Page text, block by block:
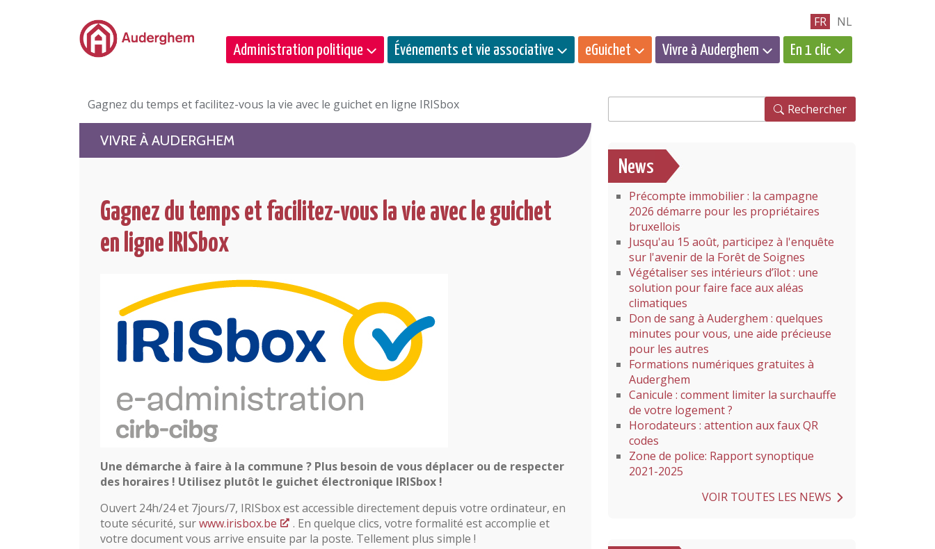
Passer au contenu principal FR NL
Administration politique Événements et vie associative eGuichet Vivre à Auderghem En 1 clic
Gagnez du temps et facilitez-vous la vie avec le guichet en ligne IRISbox
VIVRE À AUDERGHEM
Gagnez du temps et facilitez-vous la vie avec le guichet
en ligne IRISbox
Une démarche à faire à la commune ? Plus besoin de vous déplacer ou de respecter
des horaires ! Utilisez plutôt le guichet électronique IRISbox !
Ouvert 24h/24 et 7jours/7, IRISbox est accessible directement depuis votre ordinateur, en
toute sécurité, surwww.irisbox.be
. En quelque clics, votre formalité est accomplie et
votre document vous arrive ensuite par la poste. Tellement plus simple !
Rechercher
News
Précompte immobilier : la campagne
2026 démarre pour les propriétaires
bruxellois
Jusqu'au 15 août, participez à l'enquête
sur l'avenir de la Forêt de Soignes
Végétaliser ses intérieurs d’îlot : une
solution pour faire face aux aléas
climatiques
Don de sang à Auderghem : quelques
minutes pour vous, une aide précieuse
pour les autres
Formations numériques gratuites à
Auderghem
Canicule : comment limiter la surchauffe
de votre logement ?
Horodateurs : attention aux faux QR
codes
Zone de police: Rapport synoptique
2021-2025
VOIR TOUTES LES NEWS